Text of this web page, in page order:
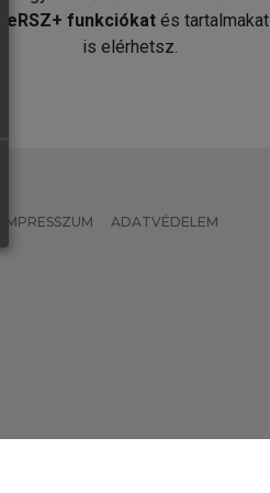
MeRSZ+ funkciókat és tartalmakat
is elérhetsz.
IMPRESSZUM ADATVÉDELEM